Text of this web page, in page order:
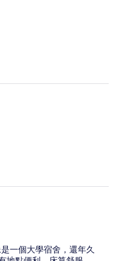
一個大學宿舍，還年久